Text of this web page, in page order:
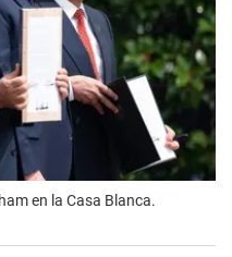
en la Casa Blanca.